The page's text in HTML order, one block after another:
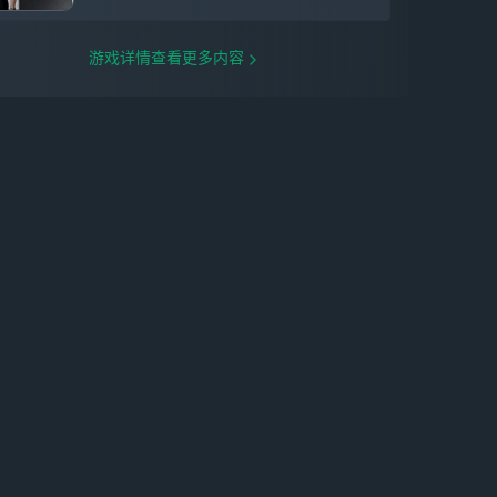
游戏详情查看更多内容